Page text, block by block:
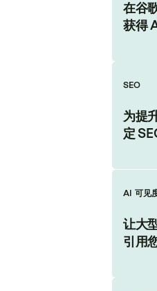
在谷
获得
SEO
为提
定
AI 可见
让大
引用